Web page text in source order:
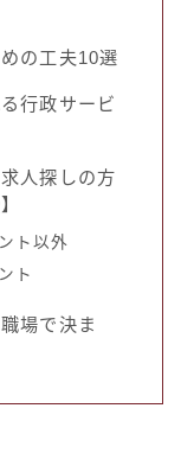
の工夫10選
行政サービ
人探しの方
ト以外
ト
場で決ま